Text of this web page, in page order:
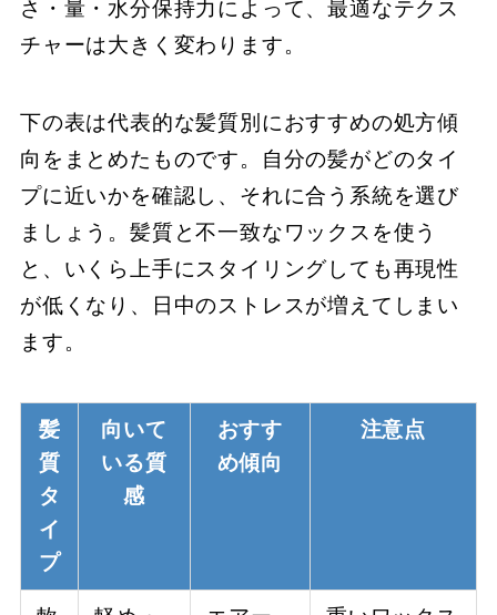
さ・量・水分保持力によって、最適なテクス
チャーは大きく変わります。
下の表は代表的な髪質別におすすめの処方傾
向をまとめたものです。自分の髪がどのタイ
プに近いかを確認し、それに合う系統を選び
ましょう。髪質と不一致なワックスを使う
と、いくら上手にスタイリングしても再現性
が低くなり、日中のストレスが増えてしまい
ます。
髪
質
タ
イ
プ
向いて
いる質
感
おすす
め傾向
注意点